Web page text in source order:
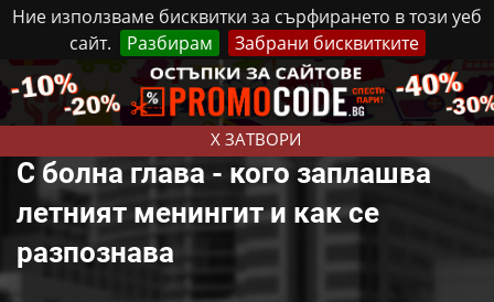
Ние използваме бисквитки за сърфирането в този уеб
сайт.
Разбирам Забрани бисквитките
X ЗАТВОРИ
Петък, 7 Август, 2026 Реклама Контакти
С болна глава - кого заплашва
летният менингит и как се
разпознава